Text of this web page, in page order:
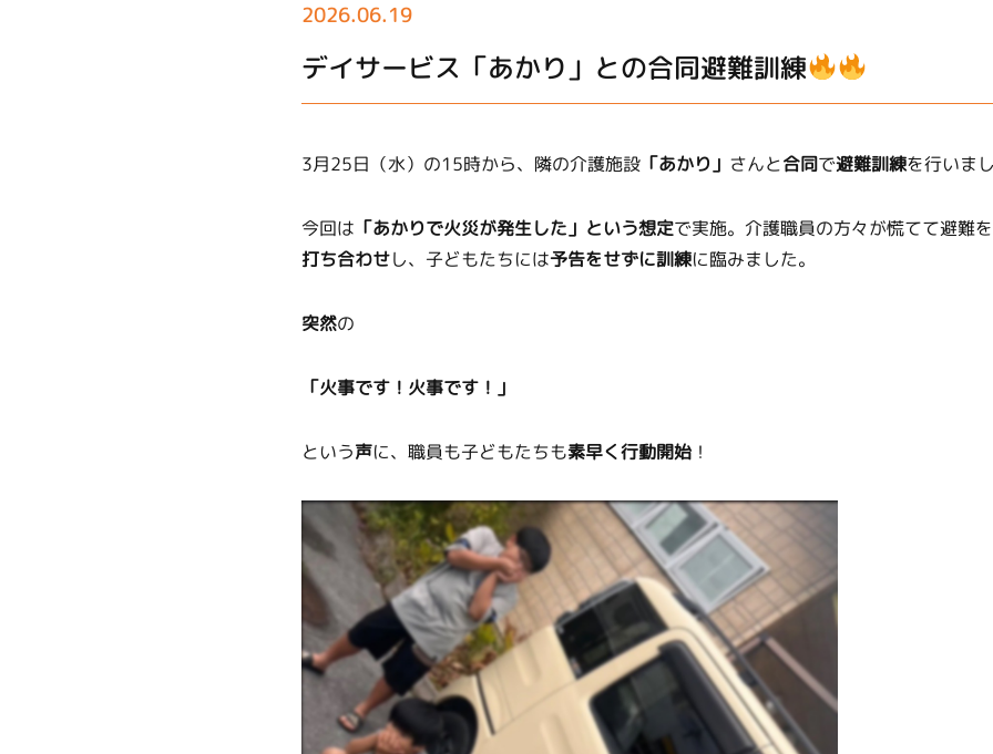
2026.06.19
デイサービス「あかり」との合同避難訓練
3月25日（水）の15時から、隣の介護施設 「あかり」 さんと合同で避難訓練を行いま
今回は 「あかりで火災が発生した」という想定で実施。介護職員の方々が慌てて避難
打ち合わせし、子どもたちには予告をせずに訓練に臨みました。
突然の
「火事です！火事です！」
という声に、職員も子どもたちも素早く行動開始 ！